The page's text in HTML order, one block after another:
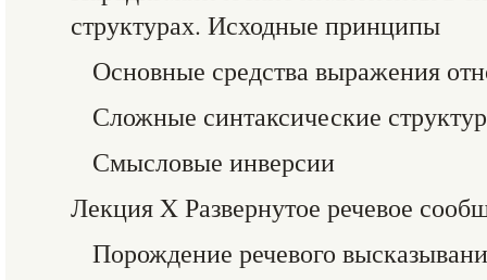
структурах. Исходные принципы
Основные средства выражения
Сложные синтаксические
Смысловые инверсии
Лекция X Развернутое речевое
Порождение речевого